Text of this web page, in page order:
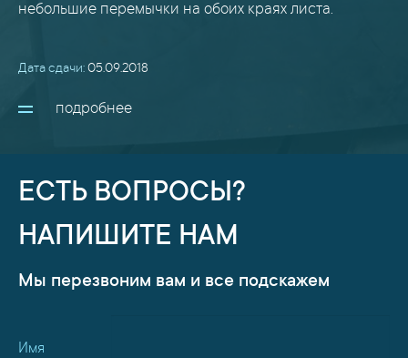
небольшие перемычки на обоих краях листа.
Дата сдачи:05.09.2018
подробнее
ЕСТЬ ВОПРОСЫ?
НАПИШИТЕ НАМ
Мы перезвоним вам и все подскажем
Имя